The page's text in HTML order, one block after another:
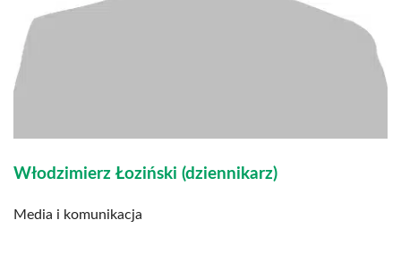
Włodzimierz Łoziński (dziennikarz)
Media i komunikacja